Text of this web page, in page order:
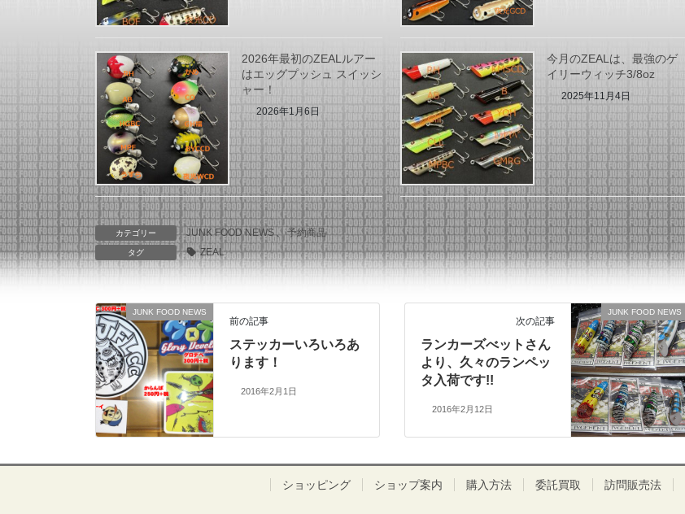
2026年最初のZEALルアー
はエッグプッシュ スイッシ
ャー！
2026年1月6日
今月のZEALは、最強のゲ
イリーウィッチ3/8oz
2025年11月4日
カテゴリー JUNK FOOD NEWS 、予約商品
タグ ZEAL
JUNK FOOD NEWS
前の記事
ステッカーいろいろあ
ります！
2016年2月1日
JUNK FOOD NEWS
次の記事
ランカーズべットさん
より、久々のランペッ
タ入荷です!!
2016年2月12日
ショッピング ショップ案内 購入方法 委託買取 訪問販売法